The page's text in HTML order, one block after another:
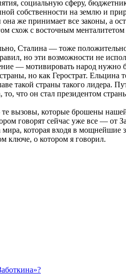
социальную сферу,
собственности на землю и
же принимает все законы, а
схож с восточным
Сталина — тоже
но эти возможности не
— мотивировать народ нужно
но как Герострат. Ельцина
такой страны такого лидера.
что он стал президентом
которые брошены нашей
говорят сейчас уже все —
которая входя в
ключе, о котором я говорил.